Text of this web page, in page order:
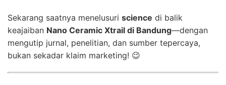
Sekarang saatnya menelusuri science di balik
keajaiban Nano Ceramic Xtrail di Bandung—dengan
mengutip jurnal, penelitian, dan sumber tepercaya,
bukan sekadar klaim marketing! 😉